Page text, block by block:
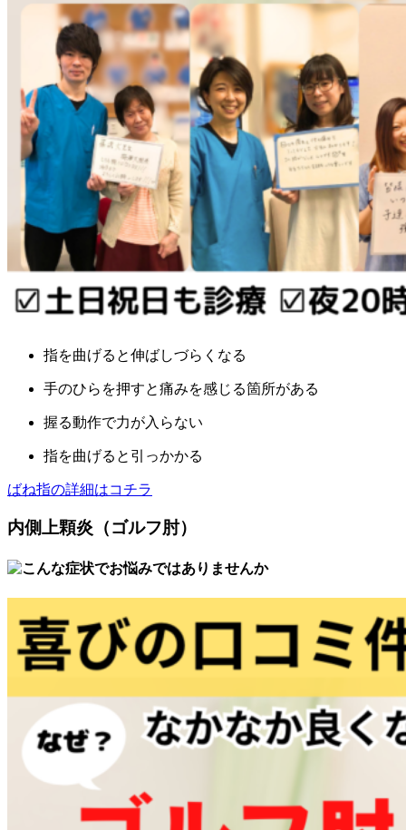
指を曲げると伸ばしづらくなる
手のひらを押すと痛みを感じる箇所がある
握る動作で力が入らない
指を曲げると引っかかる
ばね指の詳細はコチラ
内側上顆炎（ゴルフ肘）